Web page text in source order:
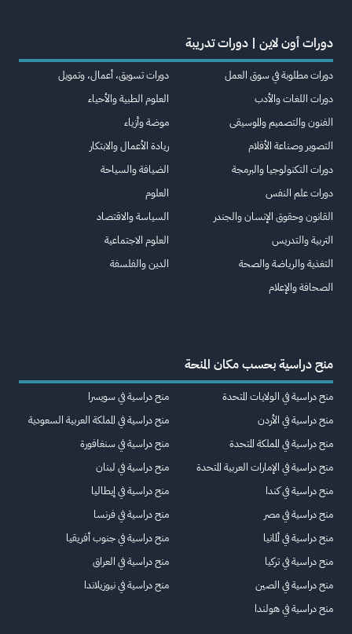
دورات أون لاين | دورات تدريبة
دورات مطلوبة في سوق العمل
دورات اللغات والأدب
الفنون والتصميم والموسيقى
التصوير وصناعة الأفلام
دورات التكنولوجيا والبرمجة
دورات علم النفس
القانون وحقوق الإنسان والجندر
التربية والتدريس
التغذية والرياضة والصحة
الصحافة والإعلام
دورات تسويق، أعمال، وتمويل
العلوم الطبية والأحياء
موضة وأزياء
ريادة الأعمال والابتكار
الضيافة والسياحة
العلوم
السياسة والاقتصاد
العلوم الاجتماعية
الدين والفلسفة
منح دراسية بحسب مكان المنحة
منح دراسية في الولايات المتحدة
منح دراسية في الأردن
منح دراسية في المملكة المتحدة
منح دراسية في الإمارات العربية المتحدة
منح دراسية في كندا
منح دراسية في مصر
منح دراسية في ألمانيا
منح دراسية في تركيا
منح دراسية في الصين
منح دراسية في هولندا
منح دراسية في سويسرا
منح دراسية في المملكة العربية السعودية
منح دراسية في سنغافورة
منح دراسية في لبنان
منح دراسية في إيطاليا
منح دراسية في فرنسا
منح دراسية في جنوب أفريقيا
منح دراسية في العراق
منح دراسية في نيوزيلاندا